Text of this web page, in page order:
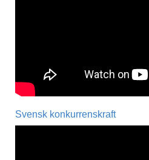
Svensk konkurrenskraft